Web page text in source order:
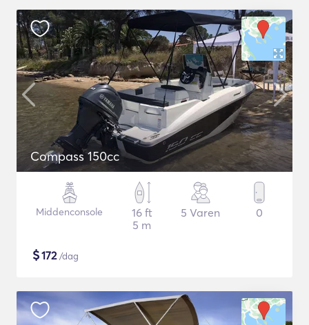
Compass 150cc
Middenconsole
16 ft
5 m
5 Varen 0
$172/dag